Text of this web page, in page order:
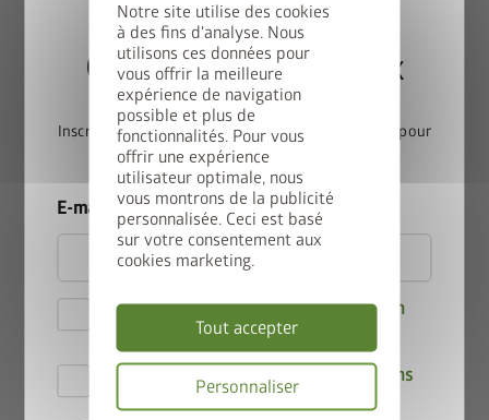
Notre site utilise des cookies
à des fins d'analyse. Nous
utilisons ces données pour
vous offrir la meilleure
expérience de navigation
possible et plus de
fonctionnalités. Pour vous
offrir une expérience
utilisateur optimale, nous
vous montrons de la publicité
personnalisée. Ceci est basé
sur votre consentement aux
cookies marketing.
Tout accepter
Personnaliser
Votre produit
Couleur
Quelle est votre demande ?
Gagnez une StyleBox
Inscrivez-vous dès maintenant à notre newsletter pour
participer automatiquement au tirage au sort.
E-mail
Je déclare accepter lesDispositions en
matière de confidentialité
Par la présente, j'accepte les
conditions
de participation au concours.